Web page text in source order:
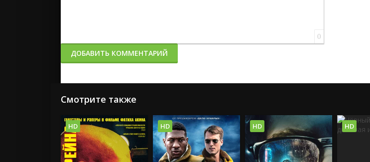
0
ДОБАВИТЬ КОММЕНТАРИЙ
Смотрите также
HD HD HD HD